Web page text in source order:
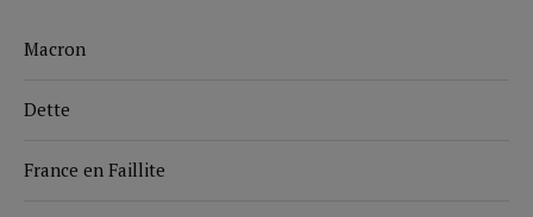
Macron
Dette
France en Faillite